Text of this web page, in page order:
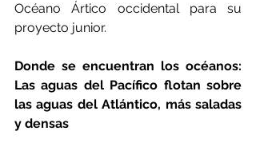
Océano Ártico occidental para su
proyecto junior.
Donde se encuentran los océanos:
Las aguas del Pacífico flotan sobre
las aguas del Atlántico, más saladas
y densas